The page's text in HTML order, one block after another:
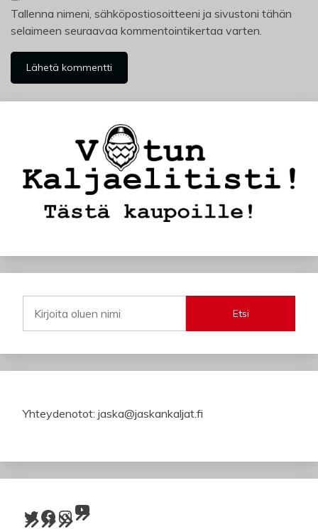
Tallenna nimeni, sähköpostiosoitteeni ja sivustoni tähän
selaimeen seuraavaa kommentointikertaa varten.
Etsi
Yhteydenotot: jaska@jaskankaljat.fi
Twitter Facebook InstagramYouTube